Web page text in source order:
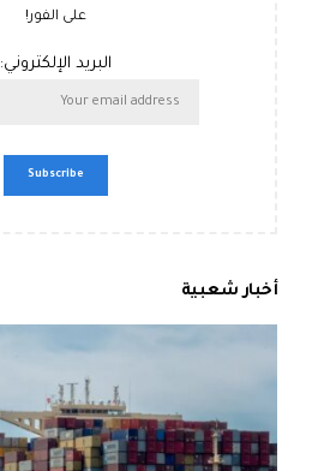
على الفور!
البريد الإلكتروني:
أخبار شعبية